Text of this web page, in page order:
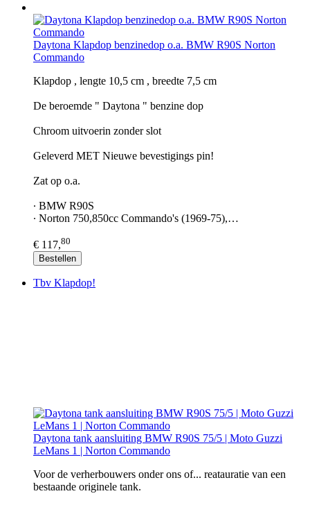
Daytona Klapdop benzinedop o.a. BMW R90S Norton
Commando
Klapdop , lengte 10,5 cm , breedte 7,5 cm
De beroemde " Daytona " benzine dop
Chroom uitvoerin zonder slot
Geleverd MET Nieuwe bevestigings pin!
Zat op o.a.
∙ BMW R90S
∙ Norton 750,850cc Commando's (1969-75),…
€ 117,80
Bestellen
Tbv Klapdop!
Daytona tank aansluiting BMW R90S 75/5 | Moto Guzzi
LeMans 1 | Norton Commando
Voor de verherbouwers onder ons of... reatauratie van een
bestaande originele tank.